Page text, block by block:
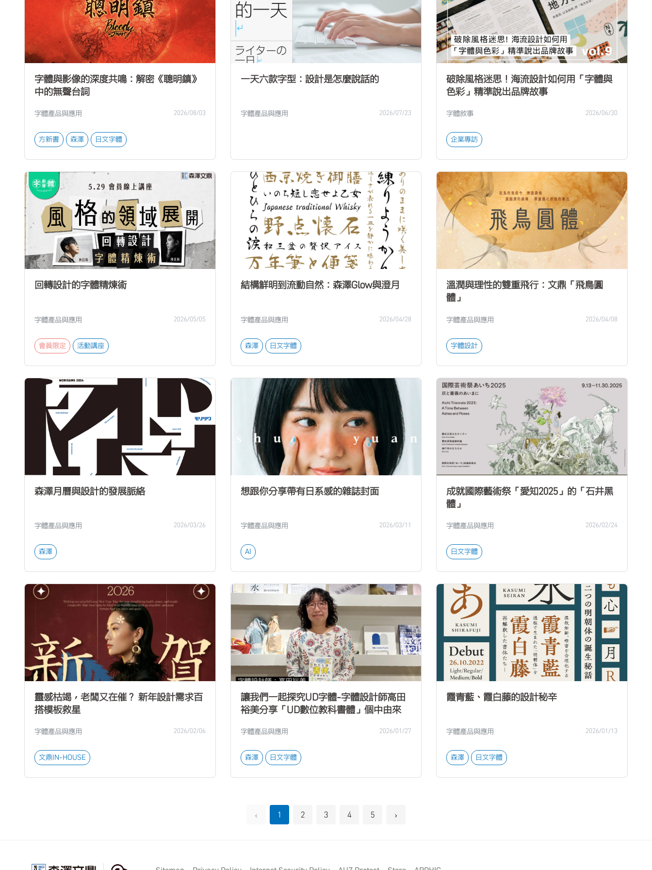
字體與影像的深度共鳴：解密《聰明鎮》
中的無聲台詞
字體產品與應用 2026/08/03
方新書 森澤 日文字體
一天六款字型：設計是怎麼說話的
字體產品與應用 2026/07/23
破除風格迷思！海流設計如何用「字體與
色彩」精準說出品牌故事
字體敘事 2026/06/30
企業專訪
回轉設計的字體精煉術
字體產品與應用 2026/05/05
會員限定 活動講座
結構鮮明到流動自然：森澤Glow與澄月
字體產品與應用 2026/04/28
森澤 日文字體
溫潤與理性的雙重飛行：文鼎「飛鳥圓
體」
字體產品與應用 2026/04/08
字體設計
森澤月曆與設計的發展脈絡
字體產品與應用 2026/03/26
森澤
想跟你分享帶有日系感的雜誌封面
字體產品與應用 2026/03/11
AI
成就國際藝術祭「愛知2025」的「石井黑
體」
字體產品與應用 2026/02/24
日文字體
靈感枯竭，老闆又在催？ 新年設計需求百
搭模板救星
字體產品與應用 2026/02/06
文鼎IN-HOUSE
讓我們一起探究UD字體-字體設計師高田
裕美分享「UD數位教科書體」個中由來
字體產品與應用 2026/01/27
森澤 日文字體
霞青藍、霞白藤的設計秘辛
字體產品與應用 2026/01/13
森澤 日文字體
‹ 1 2 3 4 5 ›